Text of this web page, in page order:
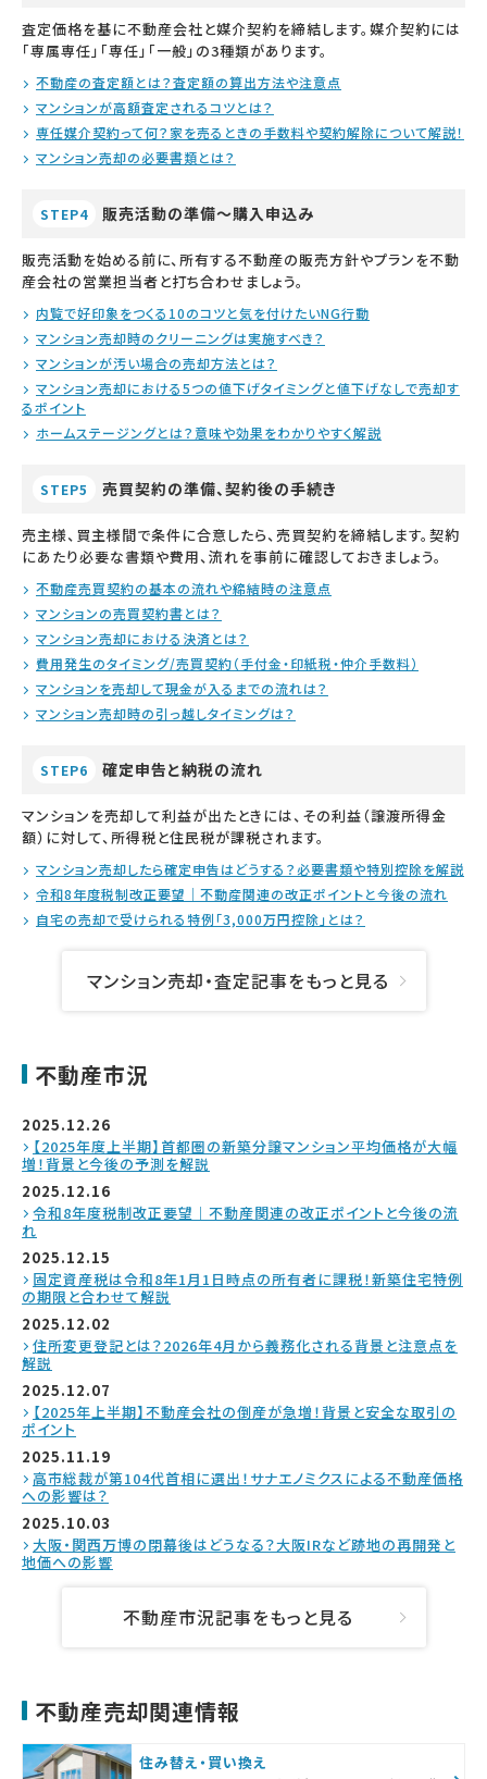
査定価格を基に不動産会社と媒介契約を締結します。媒介契約には
「専属専任」「専任」「一般」の3種類があります。
不動産の査定額とは？査定額の算出方法や注意点
マンションが高額査定されるコツとは？
専任媒介契約って何？家を売るときの手数料や契約解除について解説！
マンション売却の必要書類とは？
STEP4 販売活動の準備～購入申込み
販売活動を始める前に、所有する不動産の販売方針やプランを不動
産会社の営業担当者と打ち合わせましょう。
内覧で好印象をつくる10のコツと気を付けたいNG行動
マンション売却時のクリーニングは実施すべき？
マンションが汚い場合の売却方法とは？
マンション売却における5つの値下げタイミングと値下げなしで売却す
るポイント
ホームステージングとは？意味や効果をわかりやすく解説
STEP5 売買契約の準備、契約後の手続き
売主様、買主様間で条件に合意したら、売買契約を締結します。契約
にあたり必要な書類や費用、流れを事前に確認しておきましょう。
不動産売買契約の基本の流れや締結時の注意点
マンションの売買契約書とは？
マンション売却における決済とは？
費用発生のタイミング/売買契約（手付金・印紙税・仲介手数料）
マンションを売却して現金が入るまでの流れは？
マンション売却時の引っ越しタイミングは？
STEP6 確定申告と納税の流れ
マンションを売却して利益が出たときには、その利益（譲渡所得金
額）に対して、所得税と住民税が課税されます。
マンション売却したら確定申告はどうする？必要書類や特別控除を解説
令和8年度税制改正要望｜不動産関連の改正ポイントと今後の流れ
自宅の売却で受けられる特例「3,000万円控除」とは？
マンション売却・査定記事をもっと見る
不動産市況
2025.12.26
【2025年度上半期】首都圏の新築分譲マンション平均価格が大幅
増！背景と今後の予測を解説
2025.12.16
令和8年度税制改正要望｜不動産関連の改正ポイントと今後の流
れ
2025.12.15
固定資産税は令和8年1月1日時点の所有者に課税！新築住宅特例
の期限と合わせて解説
2025.12.02
住所変更登記とは？2026年4月から義務化される背景と注意点を
解説
2025.12.07
【2025年上半期】不動産会社の倒産が急増！背景と安全な取引の
ポイント
2025.11.19
高市総裁が第104代首相に選出！サナエノミクスによる不動産価格
への影響は？
2025.10.03
大阪・関西万博の閉幕後はどうなる？大阪IRなど跡地の再開発と
地価への影響
不動産市況記事をもっと見る
不動産売却関連情報
住み替え・買い換え